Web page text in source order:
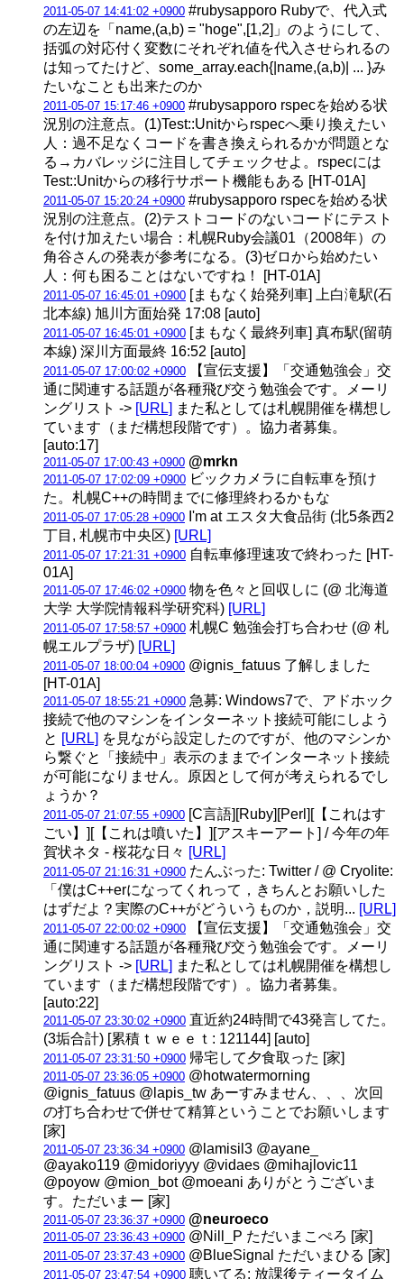
2011-05-07 14:41:02 +0900 #rubysapporo Rubyで、代入式
の左辺を「name,(a,b) = "hoge",[1,2]」のようにして、
括弧の対応付く変数にそれぞれ値を代入させられるの
は知ってたけど、some_array.each{|name,(a,b)| ... }み
たいなことも出来たのか
2011-05-07 15:17:46 +0900 #rubysapporo rspecを始める状
況別の注意点。(1)Test::Unitからrspecへ乗り換えたい
人：過不足なくコードを書き換えられるかが問題とな
る→カバレッジに注目してチェックせよ。rspecには
Test::Unitからの移行サポート機能もある [HT-01A]
2011-05-07 15:20:24 +0900 #rubysapporo rspecを始める状
況別の注意点。(2)テストコードのないコードにテスト
を付け加えたい場合：札幌Ruby会議01（2008年）の
角谷さんの発表が参考になる。(3)ゼロから始めたい
人：何も困ることはないですね！ [HT-01A]
2011-05-07 16:45:01 +0900 [まもなく始発列車] 上白滝駅(石
北本線) 旭川方面始発 17:08 [auto]
2011-05-07 16:45:01 +0900 [まもなく最終列車] 真布駅(留萌
本線) 深川方面最終 16:52 [auto]
2011-05-07 17:00:02 +0900 【宣伝支援】「交通勉強会」交
通に関連する話題が各種飛び交う勉強会です。メーリ
ングリスト -> [URL] また私としては札幌開催を構想し
ています（まだ構想段階です）。協力者募集。
[auto:17]
2011-05-07 17:00:43 +0900 @mrkn
2011-05-07 17:02:09 +0900 ビックカメラに自転車を預け
た。札幌C++の時間までに修理終わるかもな
2011-05-07 17:05:28 +0900 I'm at エスタ大食品街 (北5条西2
丁目, 札幌市中央区) [URL]
2011-05-07 17:21:31 +0900 自転車修理速攻で終わった [HT-
01A]
2011-05-07 17:46:02 +0900 物を色々と回収しに (@ 北海道
大学 大学院情報科学研究科) [URL]
2011-05-07 17:58:57 +0900 札幌C 勉強会打ち合わせ (@ 札
幌エルプラザ) [URL]
2011-05-07 18:00:04 +0900 @ignis_fatuus 了解しました
[HT-01A]
2011-05-07 18:55:21 +0900 急募: Windows7で、アドホック
接続で他のマシンをインターネット接続可能にしよう
と [URL] を見ながら設定したのですが、他のマシンか
ら繋ぐと「接続中」表示のままでインターネット接続
が可能になりません。原因として何が考えられるでし
ょうか？
2011-05-07 21:07:55 +0900 [C言語][Ruby][Perl][【これはす
ごい】][【これは噴いた】][アスキーアート] / 今年の年
賀状ネタ - 桜花な日々 [URL]
2011-05-07 21:16:31 +0900 たんぶった: Twitter / @ Cryolite:
「僕はC++erになってくれって，きちんとお願いした
はずだよ？実際のC++がどういうものか，説明... [URL]
2011-05-07 22:00:02 +0900 【宣伝支援】「交通勉強会」交
通に関連する話題が各種飛び交う勉強会です。メーリ
ングリスト -> [URL] また私としては札幌開催を構想し
ています（まだ構想段階です）。協力者募集。
[auto:22]
2011-05-07 23:30:02 +0900 直近約24時間で43発言してた。
(3垢合計) [累積ｔｗｅｅｔ: 121144] [auto]
2011-05-07 23:31:50 +0900 帰宅して夕食取った [家]
2011-05-07 23:36:05 +0900 @hotwatermorning
@ignis_fatuus @lapis_tw あーすみません、、、次回
の打ち合わせで併せて精算ということでお願いします
[家]
2011-05-07 23:36:34 +0900 @lamisil3 @ayane_
@ayako119 @midoriyyy @vidaes @mihajlovic11
@poyow @mion_bot @moeani ありがとうございま
す。ただいまー [家]
2011-05-07 23:36:37 +0900 @neuroeco
2011-05-07 23:36:43 +0900 @Nill_P ただいまこぺろ [家]
2011-05-07 23:37:43 +0900 @BlueSignal ただいまひる [家]
2011-05-07 23:47:54 +0900 聴いてる: 放課後ティータイム